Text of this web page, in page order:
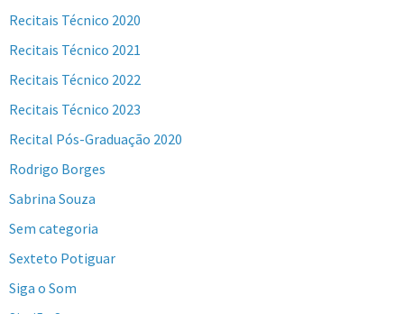
Recitais Técnico 2020
Recitais Técnico 2021
Recitais Técnico 2022
Recitais Técnico 2023
Recital Pós-Graduação 2020
Rodrigo Borges
Sabrina Souza
Sem categoria
Sexteto Potiguar
Siga o Som